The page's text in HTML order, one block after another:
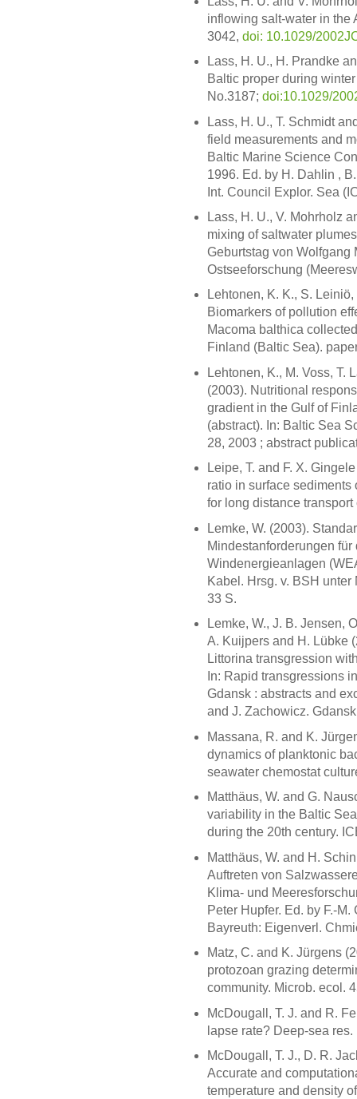
inflowing salt-water in the
3042, doi: 10.1029/
Lass, H. U., H. Prandke
Baltic proper during
No.3187; doi:10.1029/
Lass, H. U., T. Schmidt
field measurements and
Baltic Marine Science
1996. Ed. by H. Dahlin ,
Int. Council Explor. Sea
Lass, H. U., V. Mohrholz
mixing of saltwater
Geburtstag von Wolfgang
Ostseeforschung
Lehtonen, K. K., S.
Biomarkers of pollution
Macoma balthica
Finland (Baltic Sea).
Lehtonen, K., M. Voss, T.
(2003). Nutritional
gradient in the Gulf of
(abstract). In: Baltic Sea
28, 2003 ; abstract
Leipe, T. and F. X.
ratio in surface
for long distance
Lemke, W. (2003).
Mindestanforderungen
Windenergieanlagen
Kabel. Hrsg. v. BSH unter
33 S.
Lemke, W., J. B. Jensen,
A. Kuijpers and H. Lübke
Littorina transgression
In: Rapid transgressions
Gdansk : abstracts and
and J. Zachowicz.
Massana, R. and K.
dynamics of planktonic
seawater chemostat
Matthäus, W. and G.
variability in the Baltic
during the 20th century.
Matthäus, W. and H.
Auftreten von
Klima- und
Peter Hupfer. Ed. by F.-
Bayreuth: Eigenverl.
Matz, C. and K. Jürgens
protozoan grazing
community. Microb. ecol.
McDougall, T. J. and R.
lapse rate? Deep-sea
McDougall, T. J., D. R.
Accurate and
temperature and density